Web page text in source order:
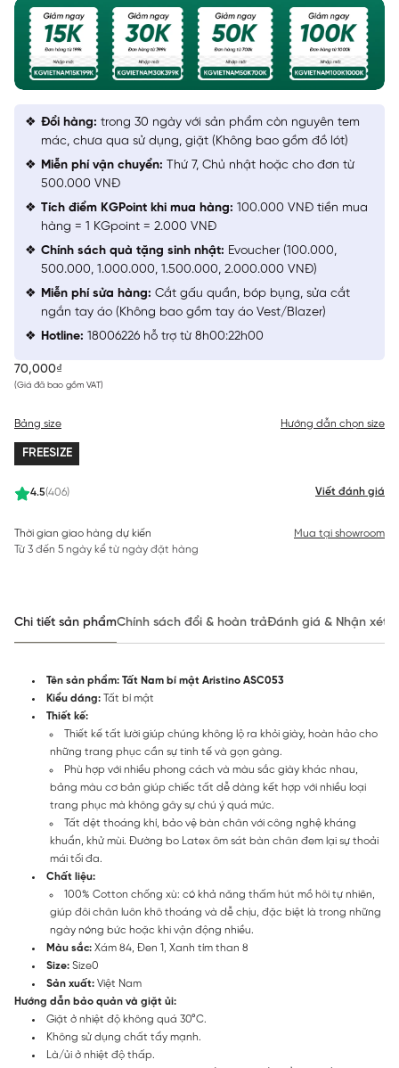
70,000₫
(Giá đã bao gồm VAT)
4.5(406) Viết đánh giá
Bảng size Hướng dẫn chọn size
FREESIZE
Thời gian giao hàng dự kiến
Từ 3 đến 5 ngày kể từ ngày đặt hàng
Mua tại showroom
Đổi hàng: trong 30 ngày với sản phẩm còn nguyên tem
mác, chưa qua sử dụng, giặt (Không bao gồm đồ lót)
Miễn phí vận chuyển: Thứ 7, Chủ nhật hoặc cho đơn từ
500.000 VNĐ
Tích điểm KGPoint khi mua hàng: 100.000 VNĐ tiền mua
hàng = 1 KGpoint = 2.000 VNĐ
Chính sách quà tặng sinh nhật: Evoucher (100.000,
500.000, 1.000.000, 1.500.000, 2.000.000 VNĐ)
Miễn phí sửa hàng: Cắt gấu quần, bóp bụng, sửa cắt
ngắn tay áo (Không bao gồm tay áo Vest/Blazer)
Hotline: 18006226 hỗ trợ từ 8h00:22h00
Chi tiết sản phẩmChính sách đổi & hoàn trảĐánh giá & Nhận xét
Tên sản phẩm: Tất Nam bí mật Aristino ASC053
Kiểu dáng: Tất bí mật
Thiết kế:
Thiết kế tất lười giúp chúng không lộ ra khỏi giày, hoàn hảo cho
những trang phục cần sự tinh tế và gọn gàng.
Phù hợp với nhiều phong cách và màu sắc giày khác nhau,
bảng màu cơ bản giúp chiếc tất dễ dàng kết hợp với nhiều loại
trang phục mà không gây sự chú ý quá mức.
Tất dệt thoáng khí, bảo vệ bàn chân với công nghệ kháng
khuẩn, khử mùi. Đường bo Latex ôm sát bàn chân đem lại sự thoải
mái tối đa.
Chất liệu:
100% Cotton chống xù: có khả năng thấm hút mồ hôi tự nhiên,
giúp đôi chân luôn khô thoáng và dễ chịu, đặc biệt là trong những
ngày nóng bức hoặc khi vận động nhiều.
Màu sắc: Xám 84, Đen 1, Xanh tím than 8
Size: Size0
Sản xuất: Việt Nam
Hướng dẫn bảo quản và giặt ủi:
Giặt ở nhiệt độ không quá 30°C.
Không sử dụng chất tẩy mạnh.
Là/ủi ở nhiệt độ thấp.